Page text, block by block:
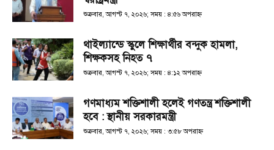
শুক্রবার, আগস্ট ৭, ২০২৬; সময় : ৪:৫৬ অপরাহ্ণ
থাইল্যান্ডে স্কুলে শিক্ষার্থীর বন্দুক হামলা,
শিক্ষকসহ নিহত ৭
শুক্রবার, আগস্ট ৭, ২০২৬; সময় : ৪:১২ অপরাহ্ণ
গণমাধ্যম শক্তিশালী হলেই গণতন্ত্র শক্তিশালী
হবে : স্থানীয় সরকারমন্ত্রী
শুক্রবার, আগস্ট ৭, ২০২৬; সময় : ৩:৫৮ অপরাহ্ণ